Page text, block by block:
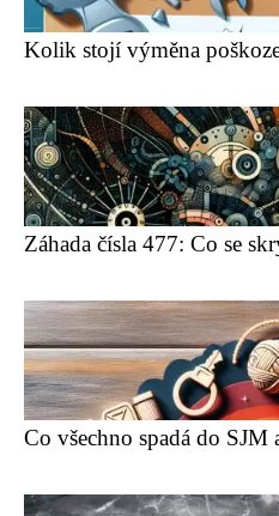
Kolik stojí výměna
Záhada čísla 477: Co se
Co všechno spadá do SJM